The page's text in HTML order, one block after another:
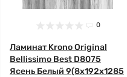
0
Ламинат Krono Original
Bellissimo Best D8075
Ясень Белый 9(8x192x1285